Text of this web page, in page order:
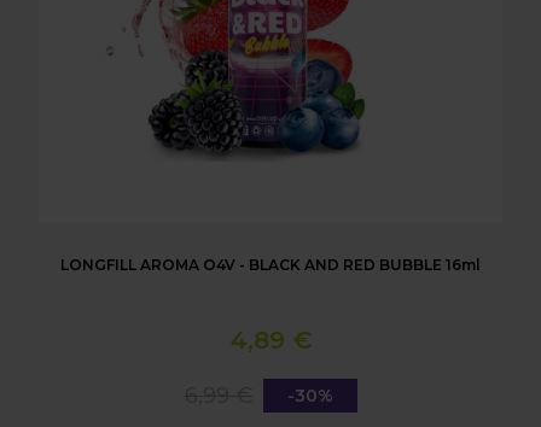
LONGFILL AROMA O4V - BLACK AND RED BUBBLE 16ml
4,89 €
-30%